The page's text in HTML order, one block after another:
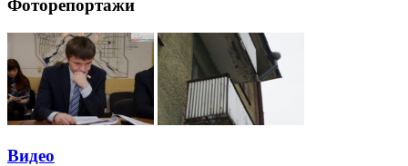
Фоторепортажи
Видео